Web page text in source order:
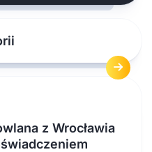
z Wrocławia